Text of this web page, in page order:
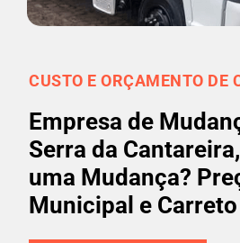
CUSTO E ORÇAMENTO DE
Empresa de
Serra da
uma Mudança?
Municipal e Carreto